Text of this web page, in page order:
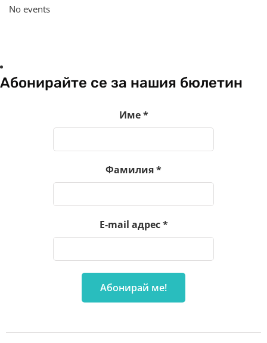
No events
Абонирайте се за нашия бюлетин
Име*
Фамилия*
E-mail адрес*